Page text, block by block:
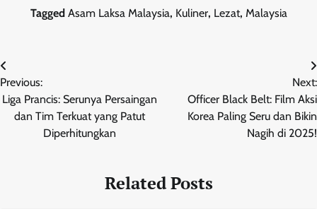
Tagged Asam Laksa Malaysia, Kuliner, Lezat, Malaysia
Post
navigation
Previous:
Liga Prancis: Serunya Persaingan
dan Tim Terkuat yang Patut
Diperhitungkan
Next:
Officer Black Belt: Film Aksi
Korea Paling Seru dan Bikin
Nagih di 2025!
Related Posts